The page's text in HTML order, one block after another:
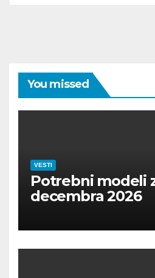
You missed
VESTI
Potrebni modeli
decembra 2026